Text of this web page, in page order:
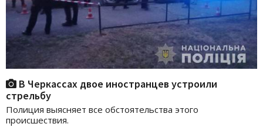
В Черкассах двое иностранцев устроили
стрельбу
Полиция выясняет все обстоятельства этого
происшествия.